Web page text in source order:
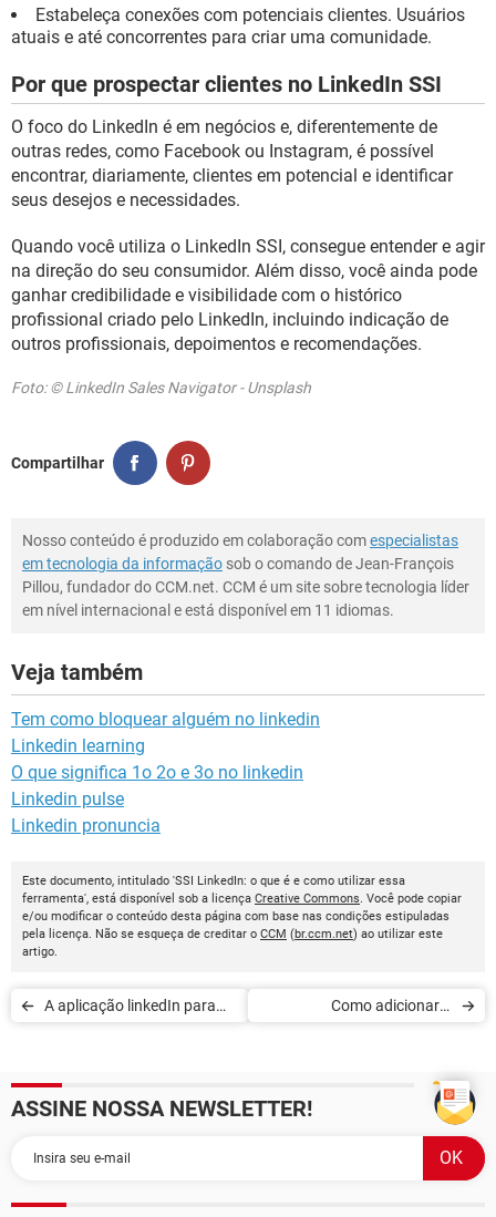
Estabeleça conexões com potenciais clientes. Usuários
atuais e até concorrentes para criar uma comunidade.
Por que prospectar clientes no LinkedIn SSI
O foco do LinkedIn é em negócios e, diferentemente de
outras redes, como Facebook ou Instagram, é possível
encontrar, diariamente, clientes em potencial e identificar
seus desejos e necessidades.
Quando você utiliza o LinkedIn SSI, consegue entender e agir
na direção do seu consumidor. Além disso, você ainda pode
ganhar credibilidade e visibilidade com o histórico
profissional criado pelo LinkedIn, incluindo indicação de
outros profissionais, depoimentos e recomendações.
Foto: © LinkedIn Sales Navigator - Unsplash
Compartilhar
Nosso conteúdo é produzido em colaboração comespecialistas
em tecnologia da informação sob o comando de Jean-François
Pillou, fundador do CCM.net. CCM é um site sobre tecnologia líder
em nível internacional e está disponível em 11 idiomas.
Veja também
Tem como bloquear alguém no linkedin
Linkedin learning
O que significa 1o 2o e 3o no linkedin
Linkedin pulse
Linkedin pronuncia
Este documento, intitulado 'SSI LinkedIn: o que é e como utilizar essa
ferramenta', está disponível sob a licença Creative Commons. Você pode copiar
e/ou modificar o conteúdo desta página com base nas condições estipuladas
pela licença. Não se esqueça de creditar o CCM (br.ccm.net) ao utilizar este
artigo.
A aplicação linkedIn para
Como adicionar a
LinkedIn
ASSINE NOSSA NEWSLETTER!